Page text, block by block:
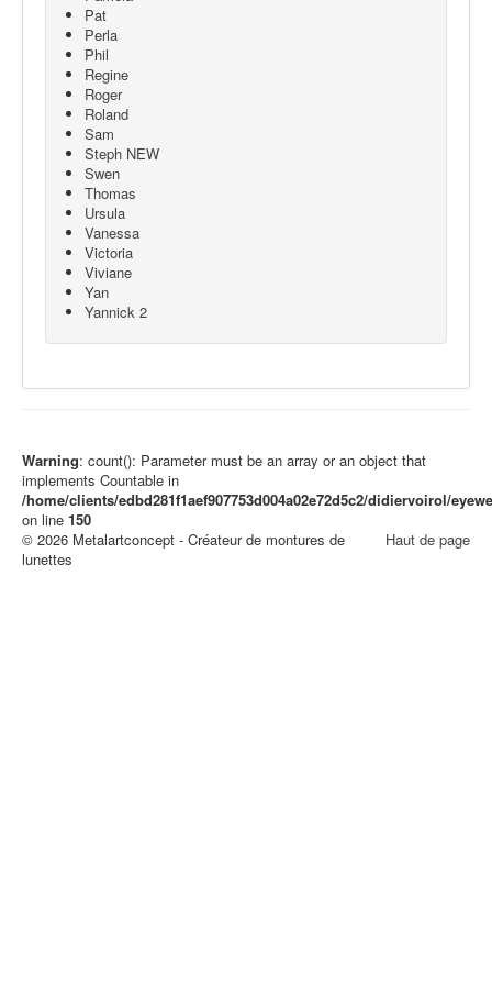
Pat
Perla
Phil
Regine
Roger
Roland
Sam
Steph NEW
Swen
Thomas
Ursula
Vanessa
Victoria
Viviane
Yan
Yannick 2
Warning: count(): Parameter must be an array or an object that
implements Countable in
/home/clients/edbd281f1aef907753d004a02e72d5c2/didiervoirol/
on line 150
Haut de page
© 2026 Metalartconcept - Créateur de montures de
lunettes